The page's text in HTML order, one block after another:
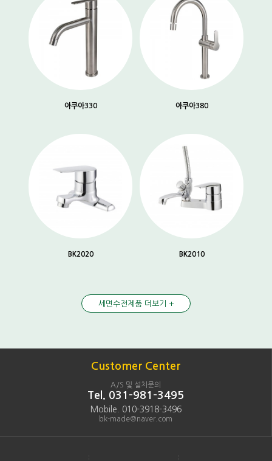
아쿠아330 아쿠아380
BK2020 BK2010
세면수전제품 더보기 +
Customer Center
A/S 및 설치문의
Tel. 031-981-3495
Mobile. 010-3918-3496
bk-made@naver.com